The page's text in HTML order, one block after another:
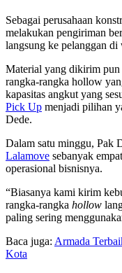
Sebagai perusahaan
melakukan pengiriman
langsung ke pelanggan di
Material yang dikirim
rangka-rangka hollow
kapasitas angkut yang
Pick Up menjadi pilihan
Dede.
Dalam satu minggu, Pak
Lalamove sebanyak
operasional bisnisnya.
“Biasanya kami kirim
rangka-rangka hollow
paling sering
Baca juga: Armada
Kota